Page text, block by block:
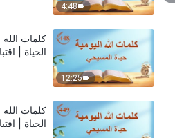
4:48
12:25
كلمات الله
الحياة |
كلمات الله
الحياة |